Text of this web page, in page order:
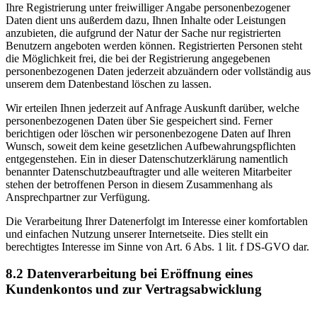
Ihre Registrierung unter freiwilliger Angabe personenbezogener
Daten dient uns außerdem dazu, Ihnen Inhalte oder Leistungen
anzubieten, die aufgrund der Natur der Sache nur registrierten
Benutzern angeboten werden können. Registrierten Personen steht
die Möglichkeit frei, die bei der Registrierung angegebenen
personenbezogenen Daten jederzeit abzuändern oder vollständig aus
unserem dem Datenbestand löschen zu lassen.
Wir erteilen Ihnen jederzeit auf Anfrage Auskunft darüber, welche
personenbezogenen Daten über Sie gespeichert sind. Ferner
berichtigen oder löschen wir personenbezogene Daten auf Ihren
Wunsch, soweit dem keine gesetzlichen Aufbewahrungspflichten
entgegenstehen. Ein in dieser Datenschutzerklärung namentlich
benannter Datenschutzbeauftragter und alle weiteren Mitarbeiter
stehen der betroffenen Person in diesem Zusammenhang als
Ansprechpartner zur Verfügung.
Die Verarbeitung Ihrer Datenerfolgt im Interesse einer komfortablen
und einfachen Nutzung unserer Internetseite. Dies stellt ein
berechtigtes Interesse im Sinne von Art. 6 Abs. 1 lit. f DS-GVO dar.
8.2 Datenverarbeitung bei Eröffnung eines
Kundenkontos und zur Vertragsabwicklung